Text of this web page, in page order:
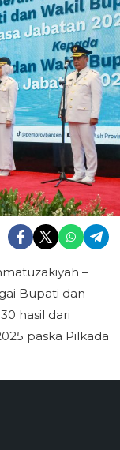
–
Bupati dan
hasil dari
paska Pilkada